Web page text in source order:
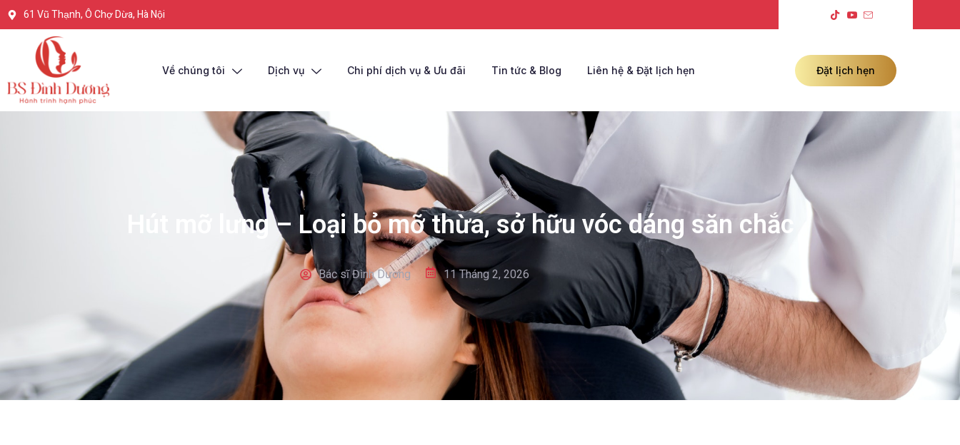
61 Vũ Thạnh, Ô Chợ Dừa, Hà Nội
Về chúng tôi Dịch vụ Chi phí dịch vụ & Ưu đãi Tin tức & Blog Liên hệ & Đặt lịch hẹn Đặt lịch hẹn
Hút mỡ lưng – Loại bỏ mỡ thừa, sở hữu vóc dáng săn chắc
Bác sĩ Đình Dương 11 Tháng 2, 2026